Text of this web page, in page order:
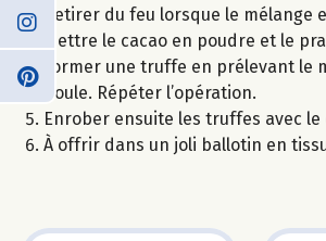
Retirer du feu lorsque le
Mettre le cacao en poudre et le
Former une truffe en prélevant le
boule. Répéter l’opération.
Enrober ensuite les truffes avec le
À offrir dans un joli ballotin en